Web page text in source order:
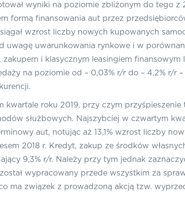
wyniki na poziomie zbliżonym do tego z
formą finansowania aut przez
wzrost liczby nowych kupowanych
uwagę uwarunkowania rynkowe i w
i klasycznym leasingiem finansowym
na poziomie od – 0,03% r/r do – 4,2% r/r –
roku 2019, przy czym przyśpieszenie
służbowych. Najszybciej w czwartym
aut, notując aż 13,1% wzrost liczby
2018 r. Kredyt, zakup ze środków
9,3% r/r. Należy przy tym jednak
wypracowany przede wszystkim za
ma związek z prowadzoną akcją tzw.